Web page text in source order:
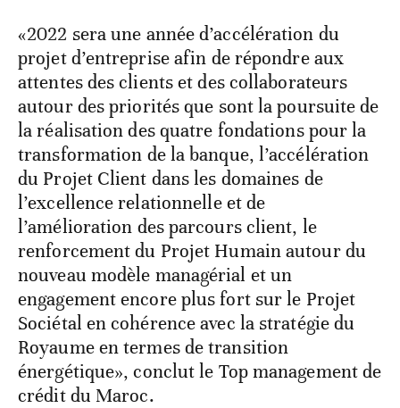
«2022 sera une année d’accélération du
projet d’entreprise afin de répondre aux
attentes des clients et des collaborateurs
autour des priorités que sont la poursuite de
la réalisation des quatre fondations pour la
transformation de la banque, l’accélération
du Projet Client dans les domaines de
l’excellence relationnelle et de
l’amélioration des parcours client, le
renforcement du Projet Humain autour du
nouveau modèle managérial et un
engagement encore plus fort sur le Projet
Sociétal en cohérence avec la stratégie du
Royaume en termes de transition
énergétique», conclut le Top management de
crédit du Maroc.